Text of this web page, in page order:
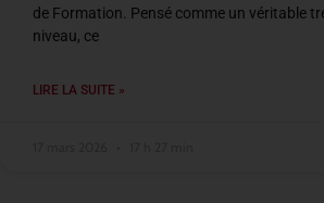
de Formation. Pensé comme un véritable
niveau, ce
LIRE LA SUITE »